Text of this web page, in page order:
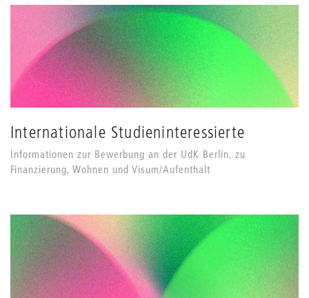
Grids
anpassen
Internationale Studieninteressierte
Informationen zur Bewerbung an der UdK Berlin, zu
Finanzierung, Wohnen und Visum/Aufenthalt